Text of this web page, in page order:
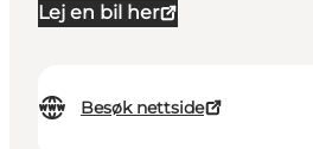
Lej en bil her
Besøk nettside